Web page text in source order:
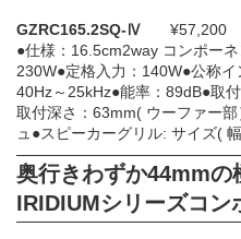
GZRC165.2SQ-Ⅳ
¥57,200
●仕様：16.5cm2way コンポー
230W●定格入力：140W●公称
40Hz～25kHz●能率：89dB●取
取付深さ：63mm( ウーファー
ュ●スピーカーグリル: サイズ(
奥行きわずか44mmの
IRIDIUMシリーズコン